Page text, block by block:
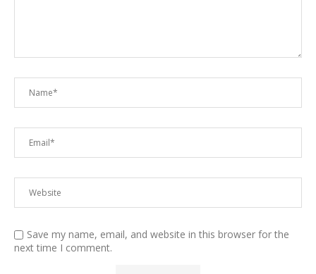
Save my name, email, and website in this browser for the
next time I comment.